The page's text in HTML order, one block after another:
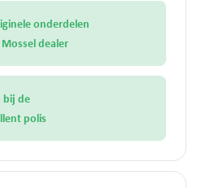
onderdelen
dealer
bij de
polis